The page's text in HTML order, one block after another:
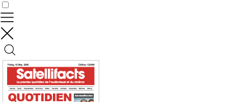
Contrôler vos données